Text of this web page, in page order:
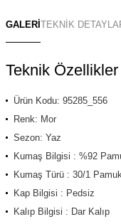
GALERİ TEKNİK
Teknik Özellikler
Ürün Kodu: 95285_556
Renk: Mor
Sezon: Yaz
Kumaş Bilgisi : %92
Kumaş Türü : 30/1
Kap Bilgisi : Pedsiz
Kalıp Bilgisi : Dar Kalıp